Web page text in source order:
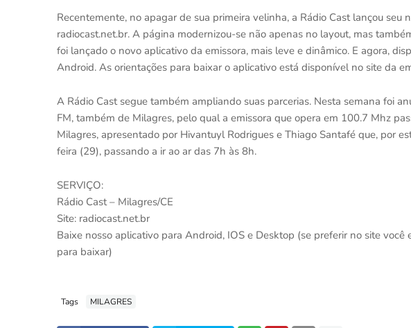
Recentemente, no apagar de sua primeira velinha, a Rádio Cast lançou seu
radiocast.net.br. A página modernizou-se não apenas no layout, mas
foi lançado o novo aplicativo da emissora, mais leve e dinâmico. E agora,
Android. As orientações para baixar o aplicativo está disponível no site da
A Rádio Cast segue também ampliando suas parcerias. Nesta semana foi
FM, também de Milagres, pelo qual a emissora que opera em 100.7 Mhz
Milagres, apresentado por Hivantuyl Rodrigues e Thiago Santafé que, por
feira (29), passando a ir ao ar das 7h às 8h.
SERVIÇO:
Rádio Cast – Milagres/CE
Site: radiocast.net.br
Baixe nosso aplicativo para Android, IOS e Desktop (se preferir no site
para baixar)
Tags MILAGRES